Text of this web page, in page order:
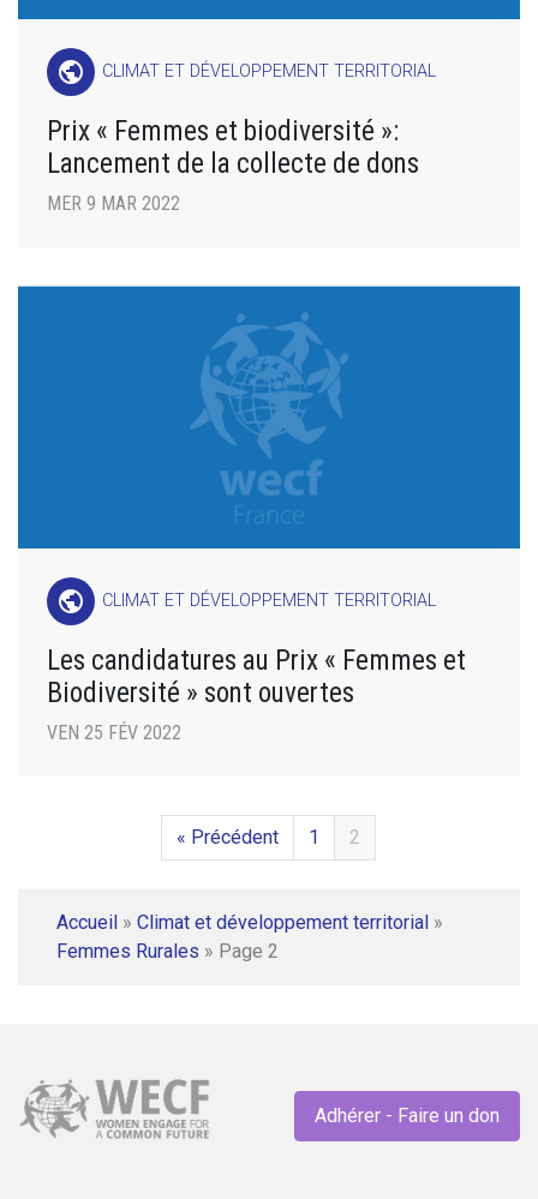
public CLIMAT ET DÉVELOPPEMENT TERRITORIAL
Prix « Femmes et biodiversité »:
Lancement de la collecte de dons
MER 9 MAR 2022
public CLIMAT ET DÉVELOPPEMENT TERRITORIAL
Les candidatures au Prix « Femmes et
Biodiversité » sont ouvertes
VEN 25 FÉV 2022
« Précédent 1 2
Accueil » Climat et développement territorial »
Femmes Rurales » Page 2
Adhérer - Faire un don